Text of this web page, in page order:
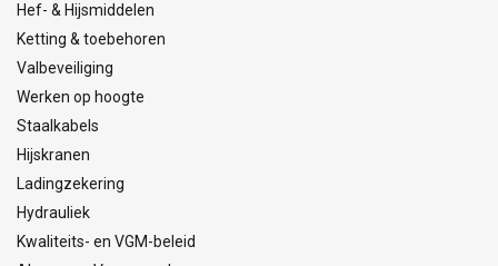
Hef- & Hijsmiddelen
Ketting & toebehoren
Valbeveiliging
Werken op hoogte
Staalkabels
Hijskranen
Ladingzekering
Hydrauliek
Kwaliteits- en VGM-beleid